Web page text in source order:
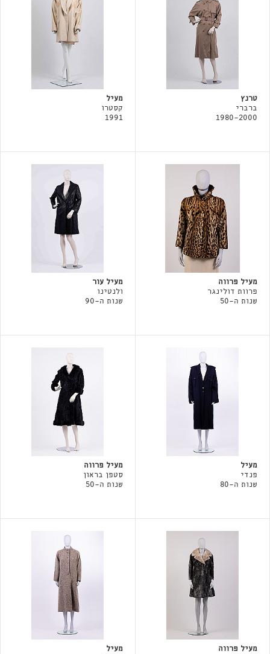
טרנץ
ברברי
1980-2000
מעיל
קסטרו
1991
מעיל פרווה
פרוות דולינגר
שנות ה-50
מעיל עור
ולנטינו
שנות ה-90
מעיל
פנדי
שנות ה-80
מעיל פרווה
סטפן בראון
שנות ה-50
מעיל פרווה
מעיל